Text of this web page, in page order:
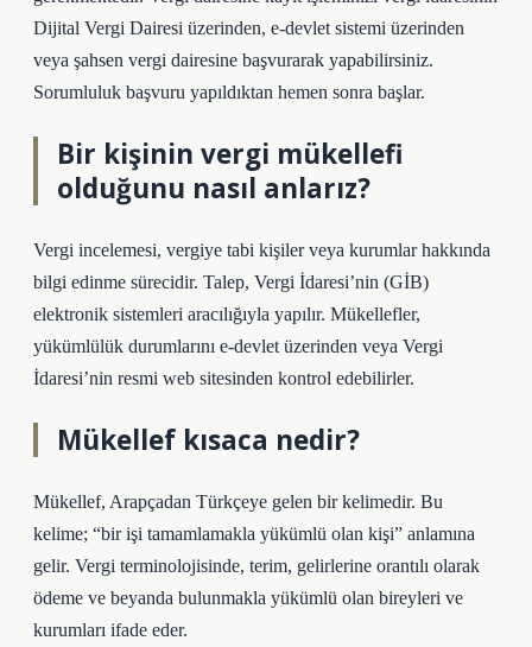
Dijital Vergi Dairesi üzerinden, e-devlet sistemi üzerinden
veya şahsen vergi dairesine başvurarak yapabilirsiniz.
Sorumluluk başvuru yapıldıktan hemen sonra başlar.
Bir kişinin vergi mükellefi
olduğunu nasıl anlarız?
Vergi incelemesi, vergiye tabi kişiler veya kurumlar hakkında
bilgi edinme sürecidir. Talep, Vergi İdaresi’nin (GİB)
elektronik sistemleri aracılığıyla yapılır. Mükellefler,
yükümlülük durumlarını e-devlet üzerinden veya Vergi
İdaresi’nin resmi web sitesinden kontrol edebilirler.
Mükellef kısaca nedir?
Mükellef, Arapçadan Türkçeye gelen bir kelimedir. Bu
kelime; “bir işi tamamlamakla yükümlü olan kişi” anlamına
gelir. Vergi terminolojisinde, terim, gelirlerine orantılı olarak
ödeme ve beyanda bulunmakla yükümlü olan bireyleri ve
kurumları ifade eder.